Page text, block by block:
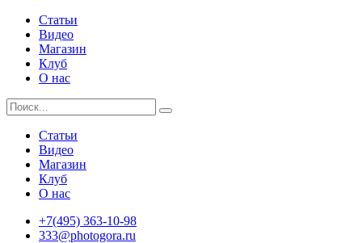
Статьи
Видео
Магазин
Клуб
О нас
Статьи
Видео
Магазин
Клуб
О нас
+7(495) 363-10-98
333@photogora.ru